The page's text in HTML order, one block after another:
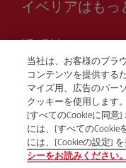
アクセシビリティの宣言
サービスのお約束
Iberia.com サイトマップ
イベリアはもっ
イベリアグループ
株主および投資家向け情
Iberia の提携航空会社
British Airways
透明性
利用規約
運送約款
ご搭乗者の権利
プログラム Club Iberia
iberia.comのご登録規約
お電話での航空券販売
+81 0 3
Tokio
月曜日～金曜日、午
本語）。
当社は、お客様のブラ
コンテンツを提供する
マイズ用、広告のパー
クッキーを使用します
[すべてのCookieに同意
には、[すべてのCookie
には、[Cookieの設定] を
シーをお読みください。